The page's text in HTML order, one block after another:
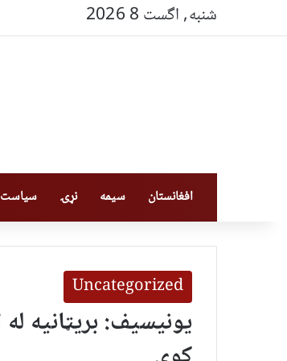
شنبه, اگست 8 2026
افغانستان سیمه نړۍ سیاست
Uncategorized